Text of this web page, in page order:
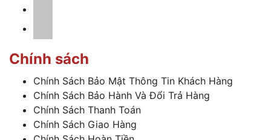
Chính sách
Chính Sách Bảo Mật Thông Tin Khách Hàng
Chính Sách Bảo Hành Và Đổi Trả Hàng
Chính Sách Thanh Toán
Chính Sách Giao Hàng